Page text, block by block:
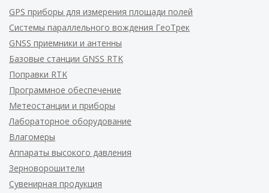
GPS приборы для измерения площади полей
Системы параллельного вождения ГеоТрек
GNSS приемники и антенны
Базовые станции GNSS RTK
Поправки RTK
Программное обеспечение
Метеостанции и приборы
Лабораторное оборудование
Влагомеры
Аппараты высокого давления
Зерноворошители
Сувенирная продукция